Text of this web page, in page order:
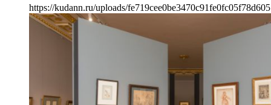
https://kudann.ru/uploads/